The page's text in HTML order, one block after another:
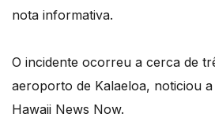
nota informativa.
O incidente ocorreu a cerca de
aeroporto de Kalaeloa, noticiou
Hawaii News Now.